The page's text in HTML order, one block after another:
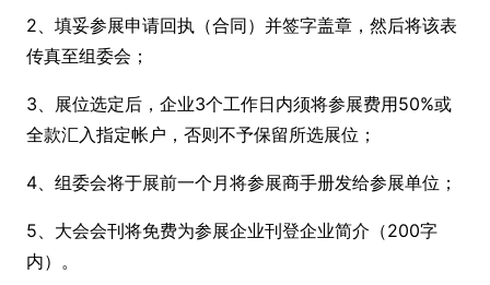
2、填妥参展申请回执（合同）并签字盖章，然后将该表
传真至组委会；
3、展位选定后，企业3个工作日内须将参展费用50%或
全款汇入指定帐户，否则不予保留所选展位；
4、组委会将于展前一个月将参展商手册发给参展单位；
5、大会会刊将免费为参展企业刊登企业简介（200字
内）。